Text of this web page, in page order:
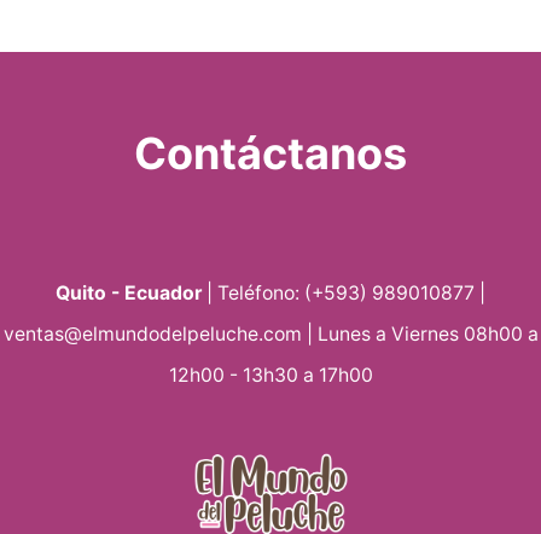
Contáctanos
Quito - Ecuador| Teléfono: (+593) 989010877 |
ventas@elmundodelpeluche.com | Lunes a Viernes 08h00 a
12h00 - 13h30 a 17h00